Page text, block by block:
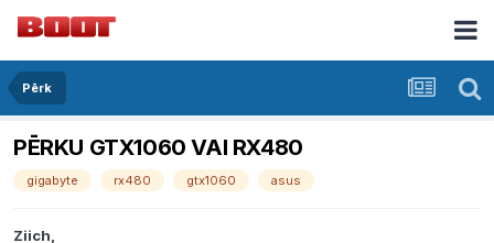
Pērk
PĒRKU GTX1060 VAI RX480
gigabyte rx480 gtx1060 asus
Ziich,